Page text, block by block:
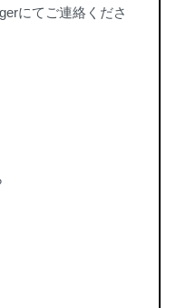
にてご連絡くださ